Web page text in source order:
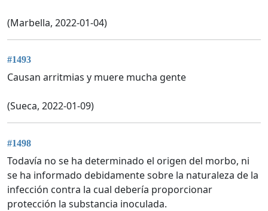
(Marbella, 2022-01-04)
#1493
Causan arritmias y muere mucha gente
(Sueca, 2022-01-09)
#1498
Todavía no se ha determinado el origen del morbo, ni
se ha informado debidamente sobre la naturaleza de la
infección contra la cual debería proporcionar
protección la substancia inoculada.